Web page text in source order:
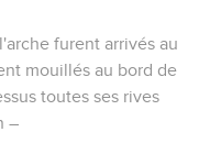
furent arrivés au
mouillés au bord de
toutes ses rives
–